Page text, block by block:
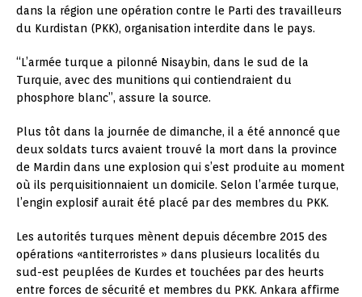
dans la région une opération contre le Parti des travailleurs
du Kurdistan (PKK), organisation interdite dans le pays.
“L’armée turque a pilonné Nisaybin, dans le sud de la
Turquie, avec des munitions qui contiendraient du
phosphore blanc”, assure la source.
Plus tôt dans la journée de dimanche, il a été annoncé que
deux soldats turcs avaient trouvé la mort dans la province
de Mardin dans une explosion qui s’est produite au moment
où ils perquisitionnaient un domicile. Selon l’armée turque,
l’engin explosif aurait été placé par des membres du PKK.
Les autorités turques mènent depuis décembre 2015 des
opérations «antiterroristes » dans plusieurs localités du
sud-est peuplées de Kurdes et touchées par des heurts
entre forces de sécurité et membres du PKK. Ankara affirme